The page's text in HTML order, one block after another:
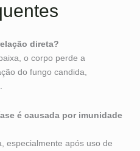
direta?
o corpo perde a
do fungo candida,
é causada por imunidade
especialmente após uso de